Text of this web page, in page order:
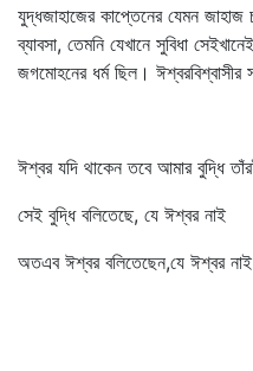
যুদ্ধজাহাজের কাপ্তেনের যেমন
ব্যাবসা, তেমনি যেখানে সুবিধা
জগমোহনের ধর্ম ছিল।
ঈশ্বর যদি থাকেন তবে আমার বুদ্ধি
সেই বুদ্ধি বলিতেছে, যে ঈশ্বর নাই
অতএব ঈশ্বর বলিতেছেন,যে ঈশ্বর নাই